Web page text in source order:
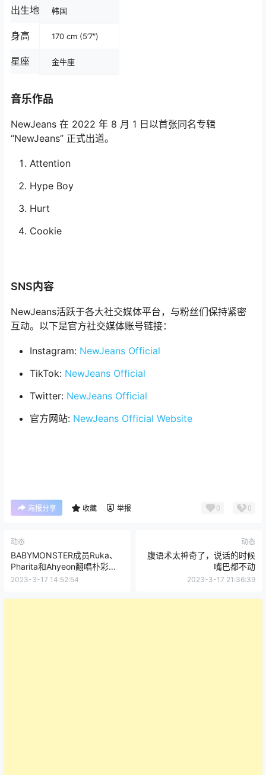
出生地 韩国
身高 170 cm (5’7″)
星座 金牛座
音乐作品
NewJeans 在 2022 年 8 月 1 日以首张同名专辑
“NewJeans” 正式出道。
Attention
Hype Boy
Hurt
Cookie
SNS内容
NewJeans活跃于各大社交媒体平台，与粉丝们保持紧密
互动。以下是官方社交媒体账号链接：
Instagram: NewJeans Official
TikTok: NewJeans Official
Twitter: NewJeans Official
官方网站: NewJeans Official Website
海报分享 收藏 举报 0 0
动态
BABYMONSTER成员Ruka、
Pharita和Ahyeon翻唱朴彩英
的《Gone》完整版
2023-3-17 14:52:54
动态
腹语术太神奇了，说话的时候
嘴巴都不动
2023-3-17 21:36:39